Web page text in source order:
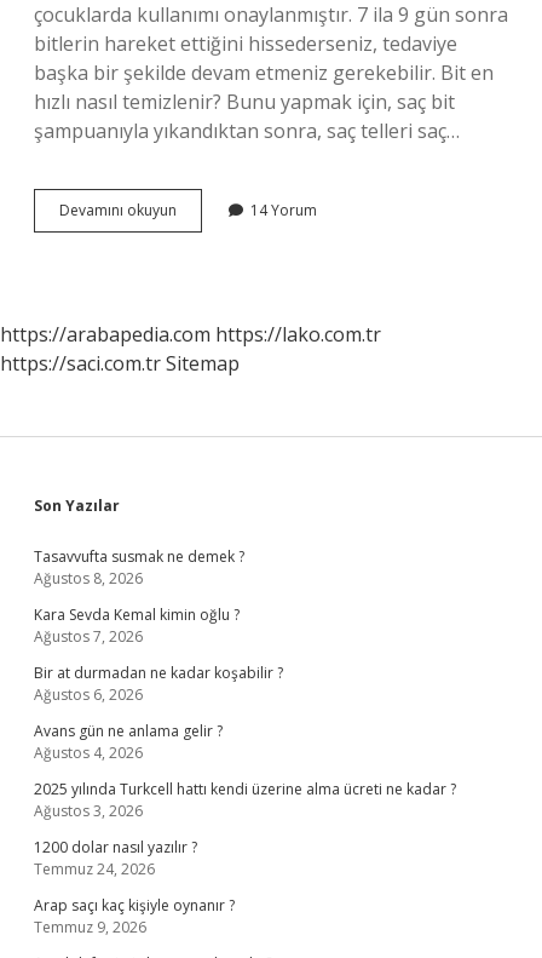
çocuklarda kullanımı onaylanmıştır. 7 ila 9 gün sonra
bitlerin hareket ettiğini hissederseniz, tedaviye
başka bir şekilde devam etmeniz gerekebilir. Bit en
hızlı nasıl temizlenir? Bunu yapmak için, saç bit
şampuanıyla yıkandıktan sonra, saç telleri saç…
Devamını okuyun
Neyi
14 Yorum
https://arabapedia.com https://lako.com.tr
https://saci.com.trSitemap
Sidebar
Son Yazılar
Tasavvufta susmak ne demek ?
Ağustos 8, 2026
Kara Sevda Kemal kimin oğlu ?
Ağustos 7, 2026
Bir at durmadan ne kadar koşabilir ?
Ağustos 6, 2026
Avans gün ne anlama gelir ?
Ağustos 4, 2026
2025 yılında Turkcell hattı kendi üzerine alma ücreti ne kadar ?
Ağustos 3, 2026
1200 dolar nasıl yazılır ?
Temmuz 24, 2026
Arap saçı kaç kişiyle oynanır ?
Temmuz 9, 2026